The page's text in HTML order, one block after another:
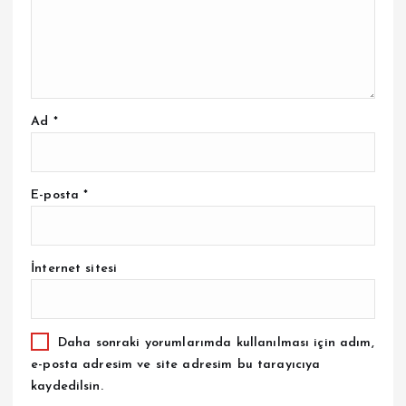
Ad *
E-posta*
İnternet sitesi
Daha sonraki yorumlarımda kullanılması için adım,
e-posta adresim ve site adresim bu tarayıcıya
kaydedilsin.